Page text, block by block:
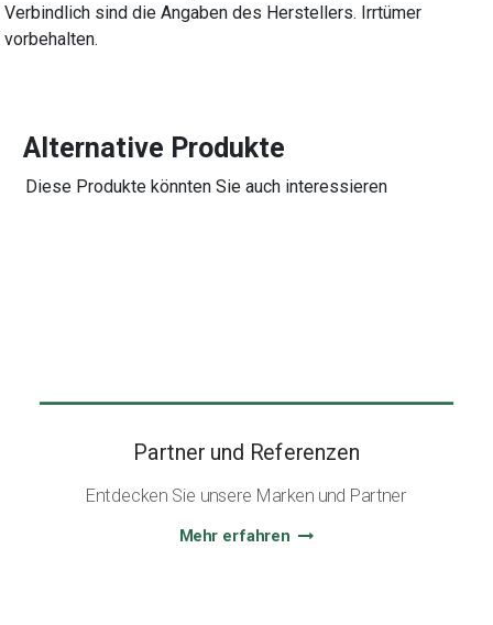
Verbindlich sind die Angaben des Herstellers. Irrtümer
vorbehalten.
Alternative Produkte
Diese Produkte könnten Sie auch interessieren
Partner und Referenzen
Entdecken Sie unsere Marken und Partner
Mehr erfahren